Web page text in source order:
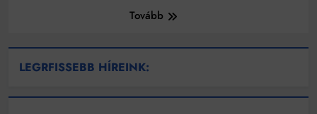
Tovább
LEGRFISSEBB HÍREINK: